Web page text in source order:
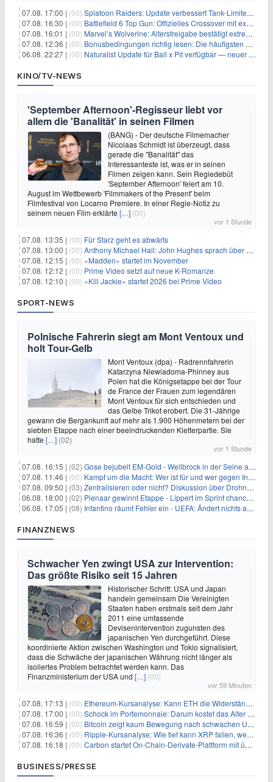
07.08. 17:00 | (00) Splatoon Raiders: Update verbessert Tank-Limiter und behebt Bugs
07.08. 16:30 | (00) Battlefield 6 Top Gun: Offizielles Crossover mit exklusiven Inhalten angekündigt
07.08. 16:01 | (00) Marvel’s Wolverine: Altersfreigabe bestätigt extreme Gewalt und düstere Szenen
07.08. 12:36 | (00) Bonusbedingungen richtig lesen: Die häufigsten Stolperfallen
06.08. 22:27 | (00) Naturalist Update für Ball x Pit verfügbar — neuer Content auf allen Plattformen
KINO/TV-NEWS
'September Afternoon'-Regisseur liebt vor
allem die 'Banalität' in seinen Filmen
(BANG) - Der deutsche Filmemacher
Nicolaas Schmidt ist überzeugt, dass
gerade die "Banalität" das
Interessanteste ist, was er in seinen
Filmen zeigen kann. Sein Regiedebüt
'September Afternoon' feiert am 10.
August im Wettbewerb 'Filmmakers of the Present' beim
Filmfestival von Locarno Premiere. In einer Regie-Notiz zu
seinem neuen Film erklärte […] (00)
vor 1 Stunde
07.08. 13:35 | (00) Für Starz geht es abwärts
07.08. 13:00 | (00) Anthony Michael Hall: John Hughes sprach über eine Fortsetzung von 'The Breakfast Club'
07.08. 12:15 | (00) «Madden» startet im November
07.08. 12:12 | (00) Prime Video setzt auf neue K-Romanze
07.08. 12:10 | (00) «Kill Jackie» startet 2026 bei Prime Video
SPORT-NEWS
Polnische Fahrerin siegt am Mont Ventoux und
holt Tour-Gelb
Mont Ventoux (dpa) - Radrennfahrerin
Katarzyna Niewiadoma-Phinney aus
Polen hat die Königsetappe bei der Tour
de France der Frauen zum legendären
Mont Ventoux für sich entschieden und
das Gelbe Trikot erobert. Die 31-Jährige
gewann die Bergankunft auf mehr als 1.900 Höhenmetern bei der
siebten Etappe nach einer beeindruckenden Kletterpartie. Sie
hatte […] (02)
vor 1 Stunde
07.08. 16:15 | (02) Gose bejubelt EM-Gold - Wellbrock in der Seine ausgebremst
07.08. 11:46 | (00) Kampf um die Macht: Wer ist für und wer gegen Infantino?
07.08. 09:50 | (03) Zentralisieren oder nicht? Diskussion über Drohnenabwehr
06.08. 18:00 | (02) Pienaar gewinnt Etappe - Lippert im Sprint chancenlos
06.08. 17:05 | (08) Infantino räumt Fehler ein - UEFA: Ändert nichts an Boykott
FINANZNEWS
Schwacher Yen zwingt USA zur Intervention:
Das größte Risiko seit 15 Jahren
Historischer Schritt: USA und Japan
handeln gemeinsam Die Vereinigten
Staaten haben erstmals seit dem Jahr
2011 eine umfassende
Devisenintervention zugunsten des
japanischen Yen durchgeführt. Diese
koordinierte Aktion zwischen Washington und Tokio signalisiert,
dass die Schwäche der japanischen Währung nicht länger als
isoliertes Problem betrachtet werden kann. Das
Finanzministerium der USA und […] (00)
vor 59 Minuten
07.08. 17:13 | (00) Ethereum-Kursanalyse: Kann ETH die Widerstände der gleitenden Durchschnitte überwinden?
07.08. 17:00 | (00) Schock im Portemonnaie: Darum kostet das Alter deutlich mehr als Sie denken
07.08. 16:59 | (00) Bitcoin zeigt kaum Bewegung nach schwachen US-Arbeitsmarktdaten, Fed-Zinserhöhungschancen sinken auf 44%
07.08. 16:36 | (00) Ripple-Kursanalyse: Wie tief kann XRP fallen, wenn die $1-Unterstützung am Wochenende verloren geht?
07.08. 16:18 | (00) Carbon startet On-Chain-Derivate-Plattform mit über 950 Märkten in einem Konto
BUSINESS/PRESSE